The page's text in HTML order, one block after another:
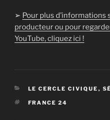
➢ Pour plus d’informations
producteur ou pour
YouTube, cliquez ici !
CATÉGORIES
LE CERCLE CIVIQUE ,
ÉTIQUETTES
FRANCE 24